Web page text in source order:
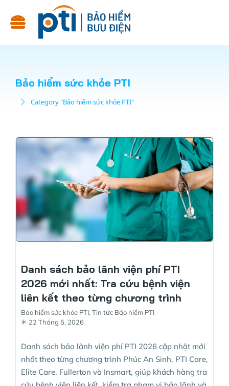
Bảo hiểm sức khỏe PTI
You are here:
Category "Bảo hiểm sức khỏe PTI"
Danh sách bảo lãnh viện phí PTI
2026 mới nhất: Tra cứu bệnh viện
liên kết theo từng chương trình
Bảo hiểm sức khỏe PTI, Tin tức Bảo hiểm PTI
22 Tháng 5, 2026
Danh sách bảo lãnh viện phí PTI 2026 cập nhật mới
nhất theo từng chương trình Phúc An Sinh, PTI Care,
Elite Care, Fullerton và Insmart, giúp khách hàng tra